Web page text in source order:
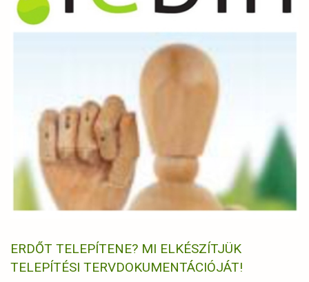
ERDŐT TELEPÍTENE? MI ELKÉSZÍTJÜK
TELEPÍTÉSI TERVDOKUMENTÁCIÓJÁT!